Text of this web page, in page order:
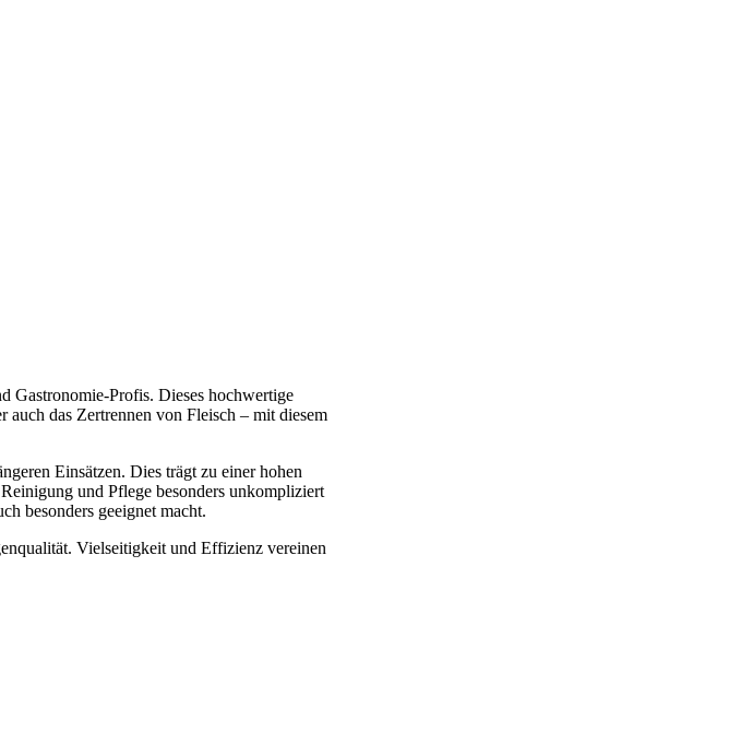
Gastronomie-Profis. Dieses hochwertige
das Zertrennen von Fleisch – mit diesem
Einsätzen. Dies trägt zu einer hohen
und Pflege besonders unkompliziert
besonders geeignet macht.
Vielseitigkeit und Effizienz vereinen